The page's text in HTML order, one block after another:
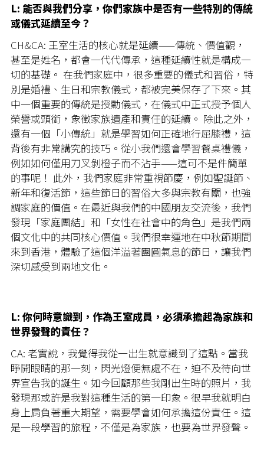
L: 能否與我們分享，你們家族中是否有一些特別的傳統
或儀式延續至今？
CH&CA: 王室生活的核心就是延續——傳統、價值觀，
甚至是姓名，都會一代代傳承，這種延續性就是構成一
切的基礎。 在我們家庭中，很多重要的儀式和習俗，特
別是婚禮、生日和宗教儀式，都被完美保存了下來。其
中一個重要的傳統是授勳儀式，在儀式中正式授予個人
榮譽或頭銜，象徵家族遺產和責任的延續。 除此之外，
還有一個「小傳統」就是學習如何正確地行屈膝禮，這
背後有非常講究的技巧。從小我們還會學習餐桌禮儀，
例如如何僅用刀叉剝橙子而不沾手——這可不是件簡單
的事呢！ 此外，我們家庭非常重視節慶，例如聖誕節、
新年和復活節，這些節日的習俗大多與宗教有關，也強
調家庭的價值。在最近與我們的中國朋友交流後，我們
發現「家庭團結」和「女性在社會中的角色」是我們兩
個文化中的共同核心價值。我們很幸運地在中秋節期間
來到香港，體驗了這個洋溢著團圓氣息的節日，讓我們
深切感受到兩地文化。
L: 你何時意識到，作為王室成員，必須承擔起為家族和
世界發聲的責任？
CA: 老實說，我覺得我從一出生就意識到了這點。當我
睜開眼睛的那一刻，閃光燈便無處不在，迫不及待向世
界宣告我的誕生。如今回顧那些我剛出生時的照片，我
發現那或許是我對這種生活的第一印象。很早我就明白
身上肩負著重大期望，需要學會如何承擔這份責任。這
是一段學習的旅程，不僅是為家族，也要為世界發聲。